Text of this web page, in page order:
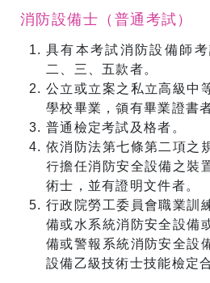
消防設備士（普通考試）
具有本考試消防設備師
二、三、五款者。
公立或立案之私立高級中
學校畢業，領有畢業證書者
普通檢定考試及格者。
依消防法第七條第二項之
行擔任消防安全設備之裝
術士，並有證明文件者。
行政院勞工委員會職業訓
備或水系統消防安全設備
備或警報系統消防安全設
設備乙級技術士技能檢定